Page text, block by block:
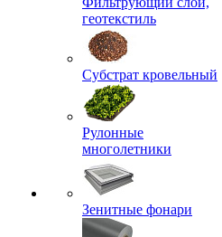
геотекстиль
Субстрат кровельный
Рулонные
многолетники
Зенитные фонари